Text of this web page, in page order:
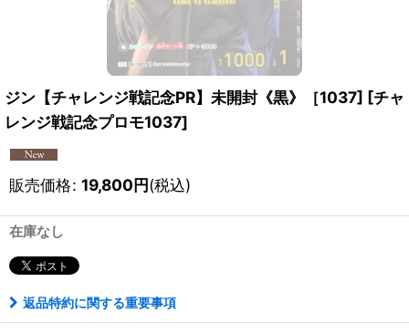
ジン【チャレンジ戦記念PR】未開封《黒》［1037] [チャ
レンジ戦記念プロモ1037]
販売価格: 19,800円(税込)
在庫なし
返品特約に関する重要事項